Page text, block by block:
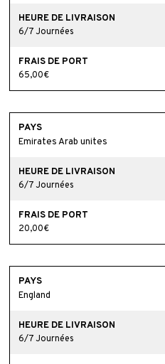
6/7 Journées
65,00€
Emirates Arab unites
6/7 Journées
20,00€
England
6/7 Journées